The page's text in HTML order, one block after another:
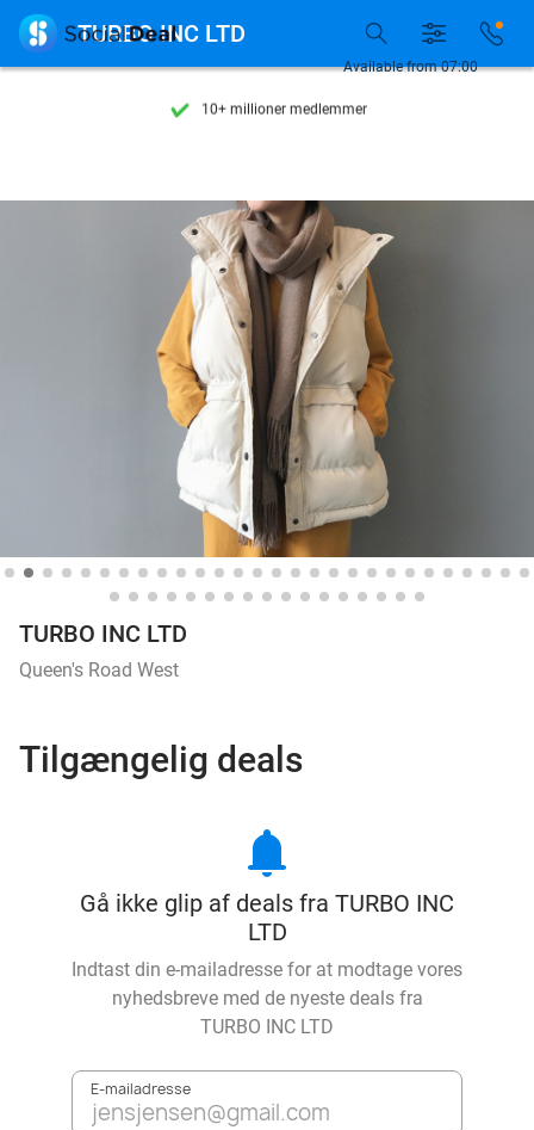
Tilgængelig 7 dage om ugen
10+ millioner medlemmer
Tilgængelig 7 dage om ugen
10+ millioner medlemmer
Available from 07:00
 TURBO INC LTD
TURBO INC LTD
Queen's Road West
Tilgængelig deals
notifications
Gå ikke glip af deals fra TURBO INC
LTD
Indtast din e-mailadresse for at modtage vores
nyhedsbreve med de nyeste deals fra
TURBO INC LTD
E-mailadresse